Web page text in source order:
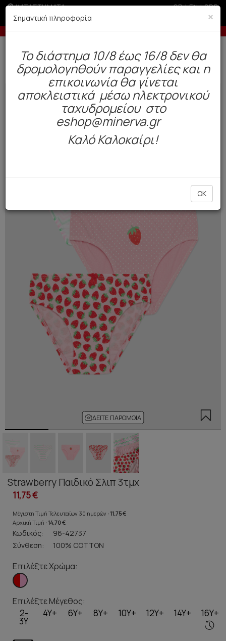
ΚΑΤΑΣΤΗΜΑΤΑ GR|EN|SRB
δόσεις με πιστωτική άνω των 50€ -5% σε
Δωρεάν αποστολή άνω των 49€. Παράδοση σε 3-5 εργάσιμες.
Παιδί Κορίτσι Σλιπάκια
NEW
ΔΕΊΤΕ ΠΑΡΌΜΟΙΑ
Strawberry Παιδικό Σλιπ 3τμχ
11,75 €
Μέγιστη Τιμή Τελευταίων 30 ημερών : 11,75 €
Αρχική Τιμή : 14,70 €
Κωδικός:
96-42737
Σύνθεση:
100% COTTON
Επιλέξτε Χρώμα:
Επιλέξτε Μέγεθος:
2-
3Y
4Y+ 6Y+ 8Y+ 10Y+ 12Y+ 14Y+ 16Y+
×
Σημαντική πληροφορία
To διάστημα 10/8 έως 16/8 δεν θα
δρομολογηθούν παραγγελίες και η
επικοινωνία θα γίνεται
αποκλειστικά μέσω ηλεκτρονικού
ταχυδρομείου στο
eshop@minerva.gr
Καλό Καλοκαίρι!
OK